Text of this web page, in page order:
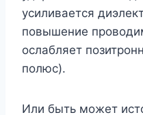
усиливается
повышение
ослабляет
полюс).
Или быть может